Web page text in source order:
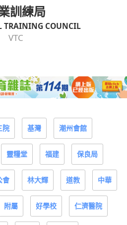
訓練局
TRAINING COUNCIL
VTC
院 基灣 潮州會館
靈糧堂 福建 保良局
會 林大輝 道教 中華
附屬 好學校 仁濟醫院